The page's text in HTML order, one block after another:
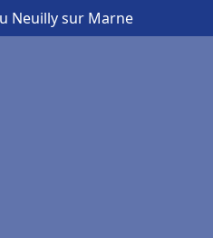
Neuilly sur Marne